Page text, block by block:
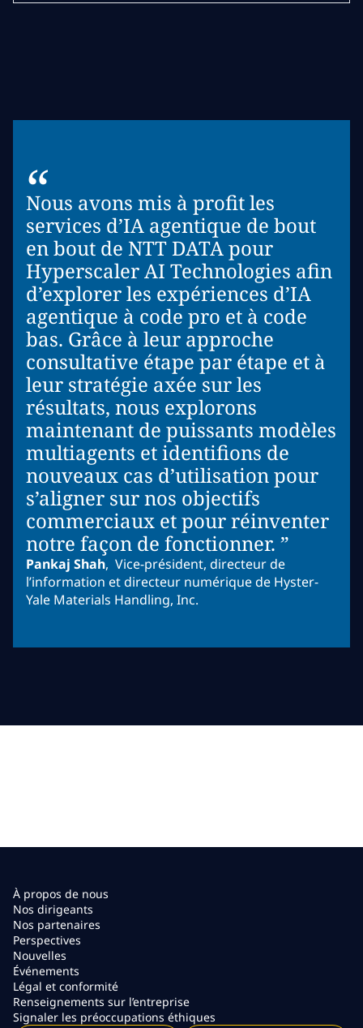
“
Nous avons mis à profit les
services d’IA agentique de bout
en bout de NTT DATA pour
Hyperscaler AI Technologies afin
d’explorer les expériences d’IA
agentique à code pro et à code
bas. Grâce à leur approche
consultative étape par étape et à
leur stratégie axée sur les
résultats, nous explorons
maintenant de puissants modèles
multiagents et identifions de
nouveaux cas d’utilisation pour
s’aligner sur nos objectifs
commerciaux et pour réinventer
notre façon de fonctionner. ”
Pankaj Shah, Vice-président, directeur de
l’information et directeur numérique de Hyster-
Yale Materials Handling, Inc.
À propos de nous
Nos dirigeants
Nos partenaires
Perspectives
Nouvelles
Événements
Légal et conformité
Renseignements sur l’entreprise
Signaler les préoccupations éthiques